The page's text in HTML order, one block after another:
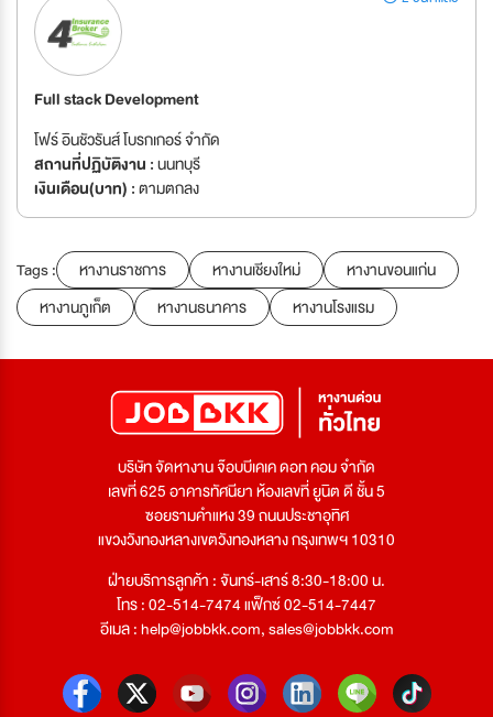
Full stack Development
โฟร์ อินชัวรันส์ โบรกเกอร์ จำกัด
สถานที่ปฏิบัติงาน :นนทบุรี
เงินเดือน(บาท) :ตามตกลง
Tags : หางานราชการ หางานเชียงใหม่
หางานขอนแก่น
หางานภูเก็ต
หางานธนาคาร หางานโรงแรม
บริษัท จัดหางาน จ๊อบบีเคเค ดอท คอม จำกัด
เลขที่ 625 อาคารทัศนียา ห้องเลขที่ ยูนิต ดี ชั้น 5
ซอยรามคำแหง 39 ถนนประชาอุทิศ
แขวงวังทองหลางเขตวังทองหลาง กรุงเทพฯ 10310
ฝ่ายบริการลูกค้า : จันทร์-เสาร์ 8:30-18:00 น.
โทร : 02-514-7474 แฟ็กซ์ 02-514-7447
อีเมล :help@jobbkk.com,sales@jobbkk.com